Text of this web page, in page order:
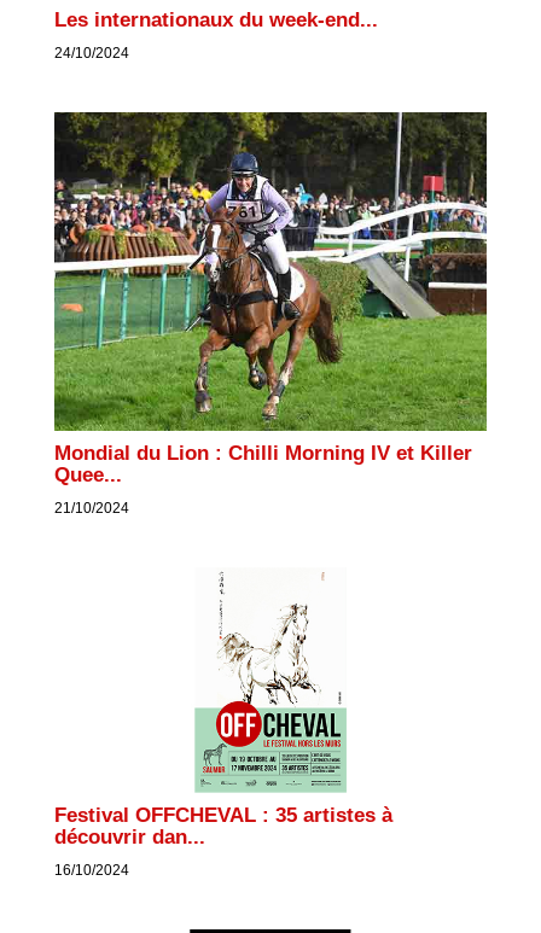
Les internationaux du week-end...
24/10/2024
Mondial du Lion : Chilli Morning IV et Killer
Quee...
21/10/2024
Festival OFFCHEVAL : 35 artistes à
découvrir dan...
16/10/2024